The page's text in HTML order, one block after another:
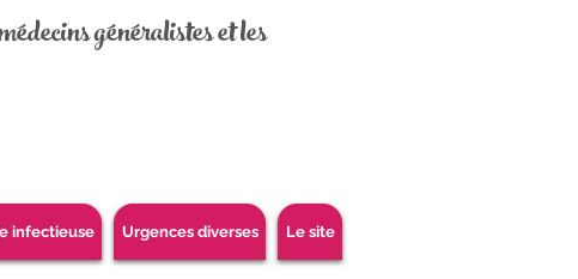
généralistes et les
infectieuse Urgences diverses Le site